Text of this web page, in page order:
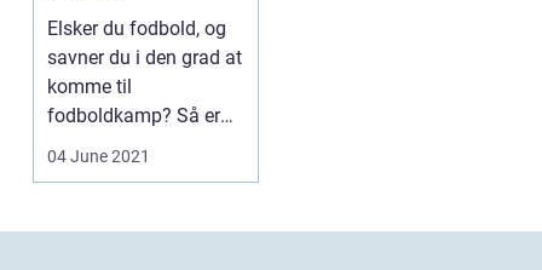
Elsker du fodbold, og
savner du i den grad at
komme til
fodboldkamp? Så er
du ikke alene. I
04 June 2021